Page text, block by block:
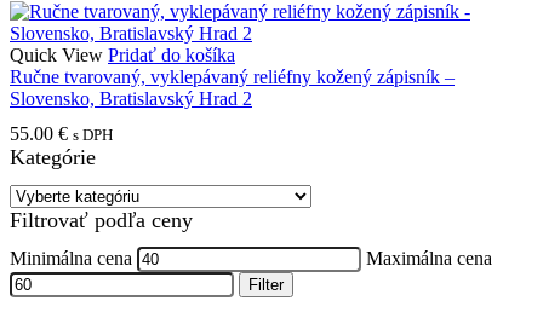
Quick View Pridať do košíka
Ručne tvarovaný, vyklepávaný reliéfny kožený zápisník –
Slovensko, Bratislavský Hrad 2
55.00 € s DPH
Kategórie
Filtrovať podľa ceny
Minimálna cena Maximálna cena
Filter
VÝROBA HODVÁBNYCH ŠATIEK
ZÁKAZKOVÁ VÝROBA